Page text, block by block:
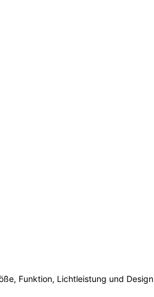
Funktion, Lichtleistung und Design